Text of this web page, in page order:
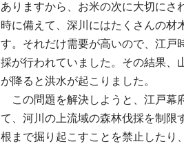
ありますから、お米の次に大切にさ
時に備えて、深川にはたくさんの材
す。それだけ需要が高いので、江戸
採が行われていました。その結果、
が降ると洪水が起こりました。
この問題を解決しようと、江戸幕
て、河川の上流域の森林伐採を制限
根まで掘り起こすことを禁止したり